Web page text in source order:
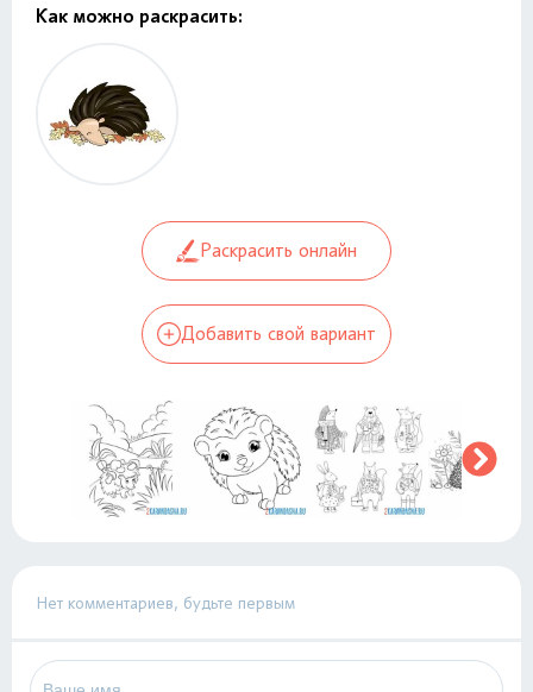
Как можно раскрасить:
Раскрасить онлайн
Добавить свой вариант
Нет комментариев, будьте первым